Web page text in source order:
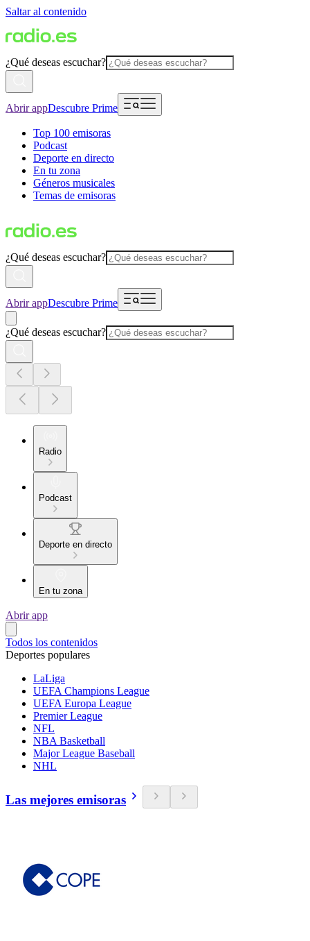
Saltar al contenido
¿Qué deseas escuchar?
Abrir appDescubre Prime
Top 100 emisoras
Podcast
Deporte en directo
En tu zona
Géneros musicales
Temas de emisoras
¿Qué deseas escuchar?
Abrir appDescubre Prime
¿Qué deseas escuchar?
Radio
Podcast
Deporte en directo
En tu zona
Abrir app
Todos los contenidos
Deportes populares
LaLiga
UEFA Champions League
UEFA Europa League
Premier League
NFL
NBA Basketball
Major League Baseball
NHL
Las mejores emisoras